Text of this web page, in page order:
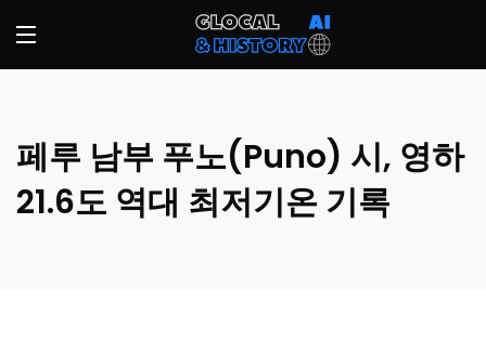
페루 남부 푸노(Puno) 시, 영하
21.6도 역대 최저기온 기록